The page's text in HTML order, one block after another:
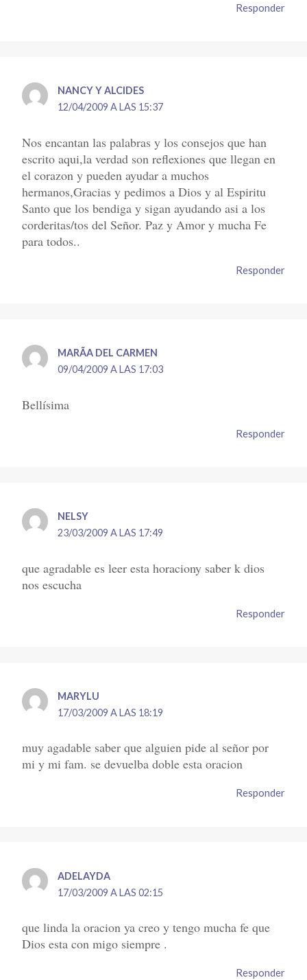
Responder
NANCY Y ALCIDES
12/04/2009 A LAS 15:37
Nos encantan las palabras y los consejos que han
escrito aqui,la verdad son reflexiones que llegan en
el corazon y pueden ayudar a muchos
hermanos,Gracias y pedimos a Dios y al Espiritu
Santo que los bendiga y sigan ayudando asi a los
corderitas/tos del Señor. Paz y Amor y mucha Fe
para todos..
Responder
MARÃ­A DEL CARMEN
09/04/2009 A LAS 17:03
Bellísima
Responder
NELSY
23/03/2009 A LAS 17:49
que agradable es leer esta horaciony saber k dios
nos escucha
Responder
MARYLU
17/03/2009 A LAS 18:19
muy agadable saber que alguien pide al señor por
mi y mi fam. se devuelba doble esta oracion
Responder
ADELAYDA
17/03/2009 A LAS 02:15
que linda la oracion ya creo y tengo mucha fe que
Dios esta con migo siempre .
Responder